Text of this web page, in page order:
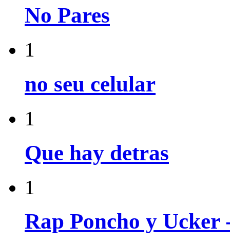
No Pares
1
no seu celular
1
Que hay detras
1
Rap Poncho y Ucker